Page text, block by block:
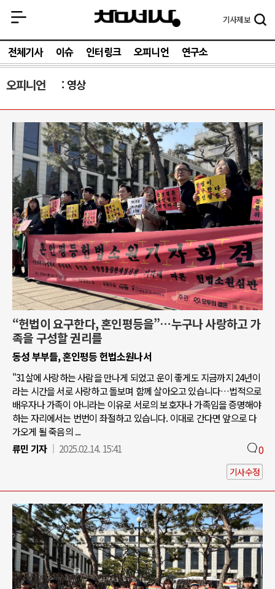
기사제보
전체기사 이슈 인터링크 오피니언 연구소
오피니언 영상
“헌법이 요구한다, 혼인평등을”…누구나 사랑하고 가
족을 구성할 권리를
동성 부부들, 혼인평등 헌법소원나서
"31살에 사랑하는 사람을 만나게 되었고 운이 좋게도 지금까지 24년이
라는 시간을 서로 사랑하고 돌보며 함께 살아오고 있습니다…법적으로
배우자나 가족이 아니라는 이유로 서로의 보호자나 가족임을 증명해야
하는 자리에서는 번번이 좌절하고 있습니다. 이대로 간다면 앞으로 다
가오게 될 죽음의 ...
류민 기자
2025.02.14. 15:41 0
기사수정